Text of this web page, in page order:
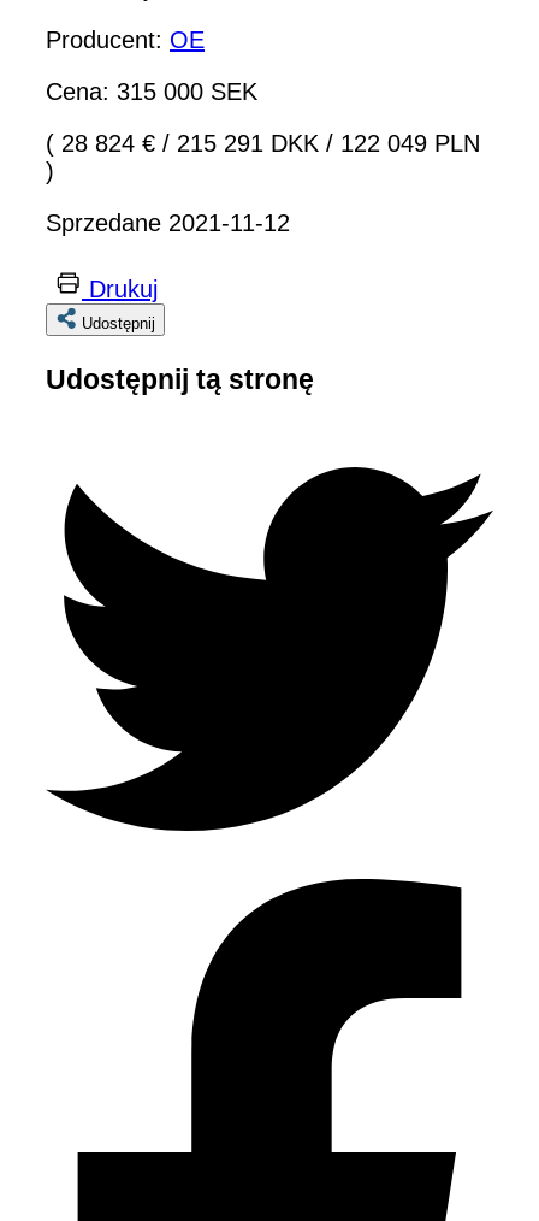
Producent: OE
Cena: 315 000 SEK
( 28 824 € / 215 291 DKK / 122 049 PLN
)
Sprzedane 2021-11-12
Drukuj
Udostępnij
Udostępnij tą stronę